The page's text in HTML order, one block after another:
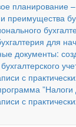
планирование
преимущества
для
документы:
с
”Налоги
с